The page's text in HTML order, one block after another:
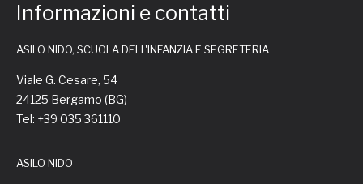
Informazioni e contatti
ASILO NIDO, SCUOLA DELL'INFANZIA E SEGRETERIA
Viale G. Cesare, 54
24125 Bergamo (BG)
Tel: +39 035 361110
ASILO NIDO